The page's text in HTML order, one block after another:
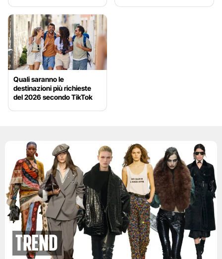
Quali saranno le
destinazioni più richieste
del 2026 secondo TikTok
Trend